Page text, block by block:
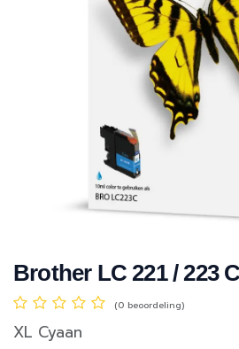
Brother LC 221 / 223
(0 beoordeling)
XL Cyaan